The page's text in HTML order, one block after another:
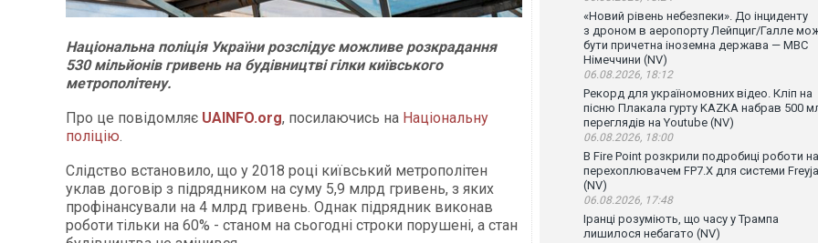
Національна поліція України розслідує можливе розкрадання
530 мільйонів гривень на будівництві гілки київського
метрополітену.
Про це повідомляє UAINFO.org, посилаючись на Національну
поліцію.
Слідство встановило, що у 2018 році київський метрополітен
уклав договір з підрядником на суму 5,9 млрд гривень, з яких
профінансували на 4 млрд гривень. Однак підрядник виконав
роботи тільки на 60% - станом на сьогодні строки порушені, а стан
«Новий рівень небезпеки». До інциденту
з дроном в аеропорту Лейпциг/Галле
бути причетна іноземна держава — МВС
Німеччини (NV)
06.08.2026, 18:12
Рекорд для україномовних відео. Кліп на
пісню Плакала гурту KAZKA набрав 500
переглядів на Youtube (NV)
06.08.2026, 18:00
В Fire Point розкрили подробиці роботи
перехоплювачем FP7.X для системи Freyja
(NV)
06.08.2026, 17:48
Іранці розуміють, що часу у Трампа
лишилося небагато (NV)